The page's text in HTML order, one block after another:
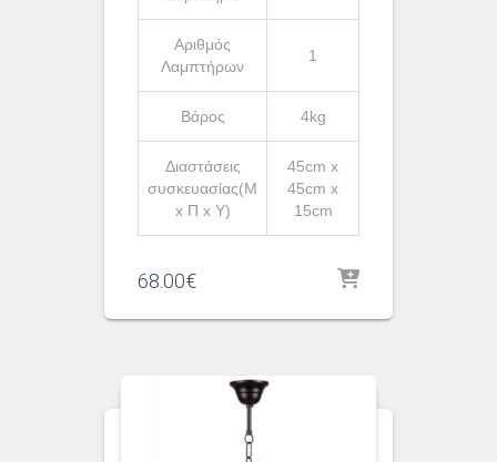
Αριθμός
Λαμπτήρων
1
Βάρος 4kg
Διαστάσεις
συσκευασίας(Μ
x Π x Υ)
45cm x
45cm x
15cm
68.00€